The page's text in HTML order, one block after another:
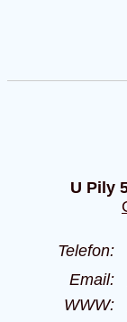
U Pily
Telefon:
Email:
WWW: